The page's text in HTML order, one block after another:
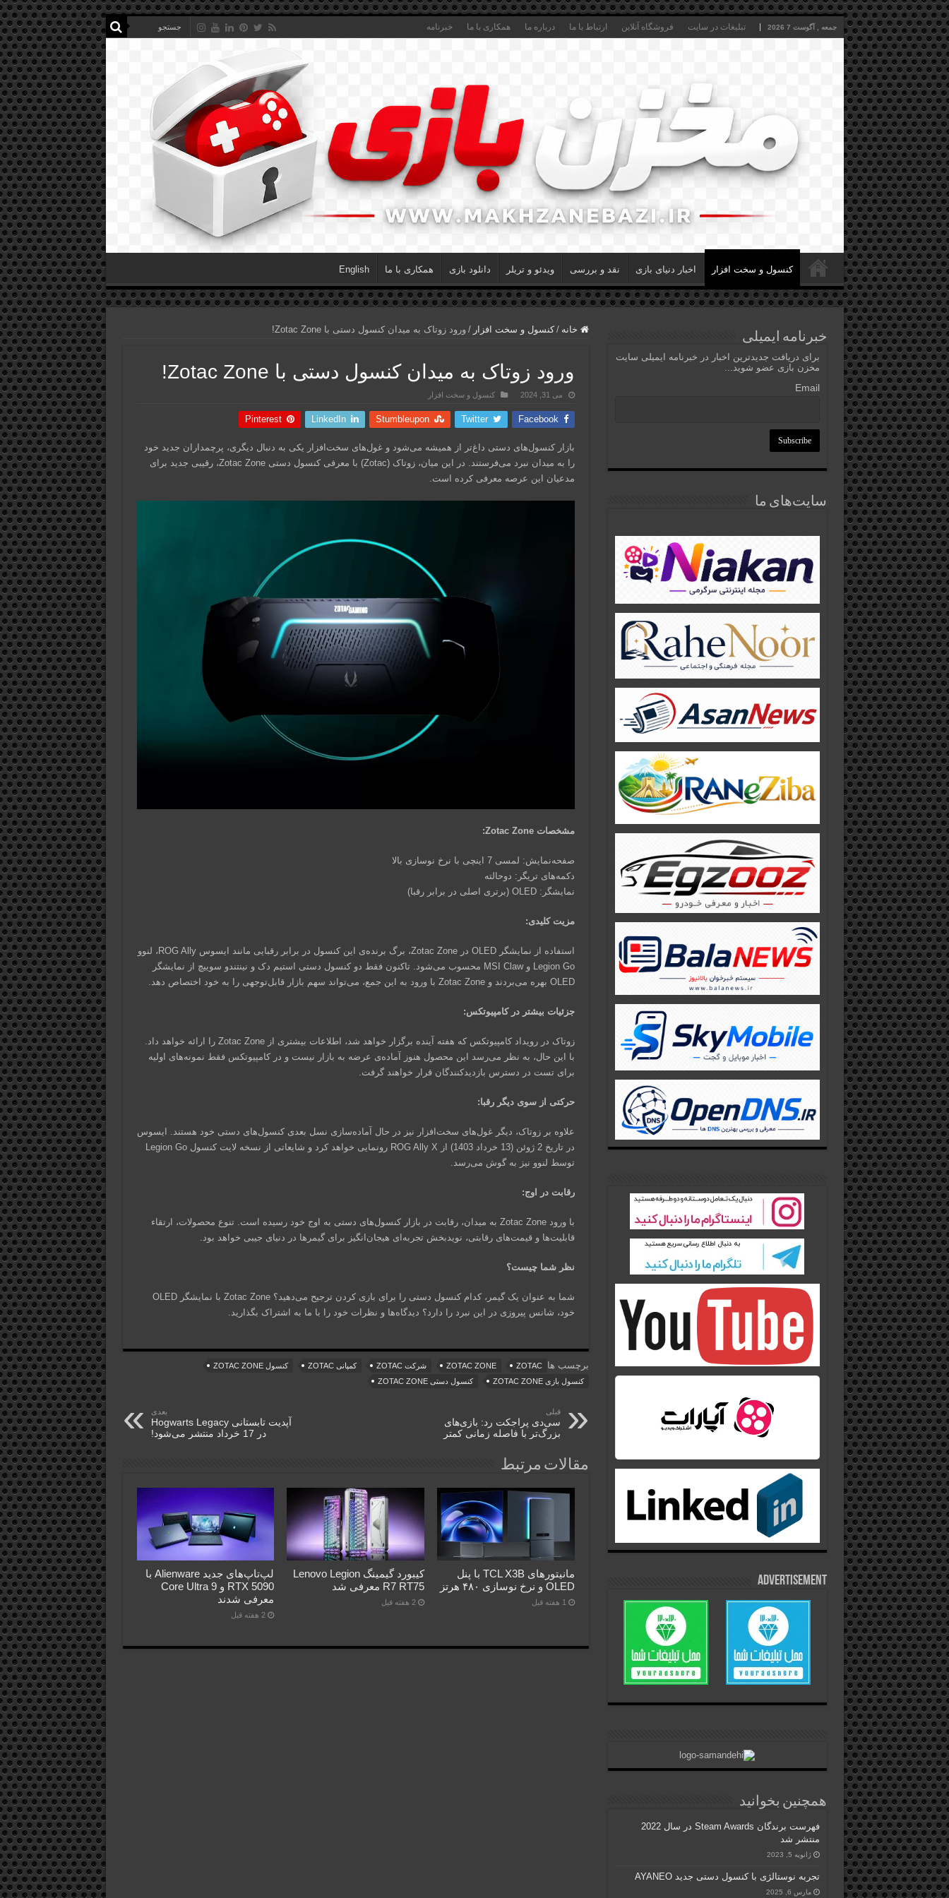
جمعه , آگوست 7 2026 تبلیغات در سایت فروشگاه آنلاین ارتباط با ما درباره ما همکاری با ما خبرنامه
کنسول و سخت افزار اخبار دنیای بازی نقد و بررسی ویدئو و تریلر دانلود بازی همکاری با ما English
خانه / کنسول و سخت افزار / ورود زوتاک به میدان کنسول‌ دستی با Zotac Zone!
ورود زوتاک به میدان کنسول‌ دستی با Zotac Zone!
می 31, 2024 کنسول و سخت افزار
Facebook
Twitter
Stumbleupon
LinkedIn
Pinterest
بازار کنسول‌های دستی داغ‌تر از همیشه می‌شود و غول‌های سخت‌افزار یکی به دنبال دیگری، پرچمداران جدید خود
را به میدان نبرد می‌فرستند. در این میان، زوتاک (Zotac) با معرفی کنسول دستی Zotac Zone، رقیبی جدید برای
مدعیان این عرصه معرفی کرده است.
مشخصات Zotac Zone:
صفحه‌نمایش: لمسی 7 اینچی با نرخ نوسازی بالا
دکمه‌های تریگر: دوحالته
نمایشگر: OLED (برتری اصلی در برابر رقبا)
مزیت کلیدی:
استفاده از نمایشگر OLED در Zotac Zone، برگ برنده‌ی این کنسول در برابر رقبایی مانند ایسوس ROG Ally، لنوو
Legion Go و MSI Claw محسوب می‌شود. تاکنون فقط دو کنسول دستی استیم‌ دک و نینتندو سوییچ از نمایشگر
OLED بهره می‌بردند و Zotac Zone با ورود به این جمع، می‌تواند سهم بازار قابل‌توجهی را به خود اختصاص دهد.
جزئیات بیشتر در کامپیوتکس:
زوتاک در رویداد کامپیوتکس که هفته آینده برگزار خواهد شد، اطلاعات بیشتری از Zotac Zone را ارائه خواهد داد.
با این حال، به نظر می‌رسد این محصول هنوز آماده‌ی عرضه به بازار نیست و در کامپیوتکس فقط نمونه‌های اولیه
برای تست در دسترس بازدیدکنندگان قرار خواهند گرفت.
حرکتی از سوی دیگر رقبا:
علاوه بر زوتاک، دیگر غول‌های سخت‌افزار نیز در حال آماده‌سازی نسل بعدی کنسول‌های دستی خود هستند. ایسوس
در تاریخ 2 ژوئن (13 خرداد 1403) از ROG Ally X رونمایی خواهد کرد و شایعاتی از نسخه لایت کنسول Legion Go
توسط لنوو نیز به گوش می‌رسد.
رقابت در اوج:
با ورود Zotac Zone به میدان، رقابت در بازار کنسول‌های دستی به اوج خود رسیده است. تنوع محصولات، ارتقاء
قابلیت‌ها و قیمت‌های رقابتی، نویدبخش تجربه‌ای هیجان‌انگیز برای گیمرها در دنیای جیبی خواهد بود.
نظر شما چیست؟
شما به عنوان یک گیمر، کدام کنسول دستی را برای بازی کردن ترجیح می‌دهید؟ Zotac Zone با نمایشگر OLED
خود، شانس پیروزی در این نبرد را دارد؟ دیدگاه‌ها و نظرات خود را با ما به اشتراک بگذارید.
برچسب ها ZOTAC
ZOTAC ZONE شرکت ZOTAC کمپانی ZOTAC
کنسول ZOTAC ZONE
کنسول بازی ZOTAC ZONE
کنسول دستی ZOTAC ZONE
قبلی
سی‌دی پراجکت رد: بازی‌های
بزرگ‌تر با فاصله زمانی کمتر
بعدی
آپدیت تابستانی Hogwarts Legacy
در 17 خرداد منتشر می‌شود!
مقالات مرتبط
مانیتورهای TCL X3B با پنل
OLED و نرخ نوسازی ۴۸۰ هرتز
1 هفته قبل
کیبورد گیمینگ Lenovo Legion
R7 RT75 معرفی شد
2 هفته قبل
لپ‌تاپ‌های جدید Alienware با
RTX 5090 و Core Ultra 9
معرفی شدند
2 هفته قبل
خبرنامه ایمیلی
برای دریافت جدیدترین اخبار در خبرنامه ایمیلی سایت
مخزن بازی عضو شوید...
Email
سایت‌های ما
Advertisement
همچنین بخوانید
فهرست برندگان Steam Awards در سال 2022
منتشر شد
ژانویه 5, 2023
تجربه نوستالژی با کنسول دستی جدید AYANEO
مارس 6, 2025